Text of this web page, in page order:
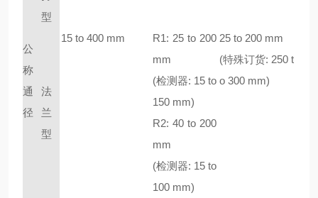
公
称
通
径
型
法
兰
型
15 to 400 mm
R1: 25 to 200
mm
(检测器: 15 to
150 mm)
R2: 40 to 200
mm
(检测器: 15 to
100 mm)
25 to 200 mm
(特殊订货: 250 t
o 300 mm)